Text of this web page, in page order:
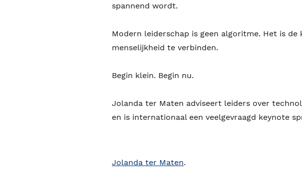
spannend wordt.
Modern leiderschap is geen algoritme. Het is
menselijkheid te verbinden.
Begin klein. Begin nu.
Jolanda ter Maten adviseert leiders over
en is internationaal een veelgevraagd keynote
Jolanda ter Maten.